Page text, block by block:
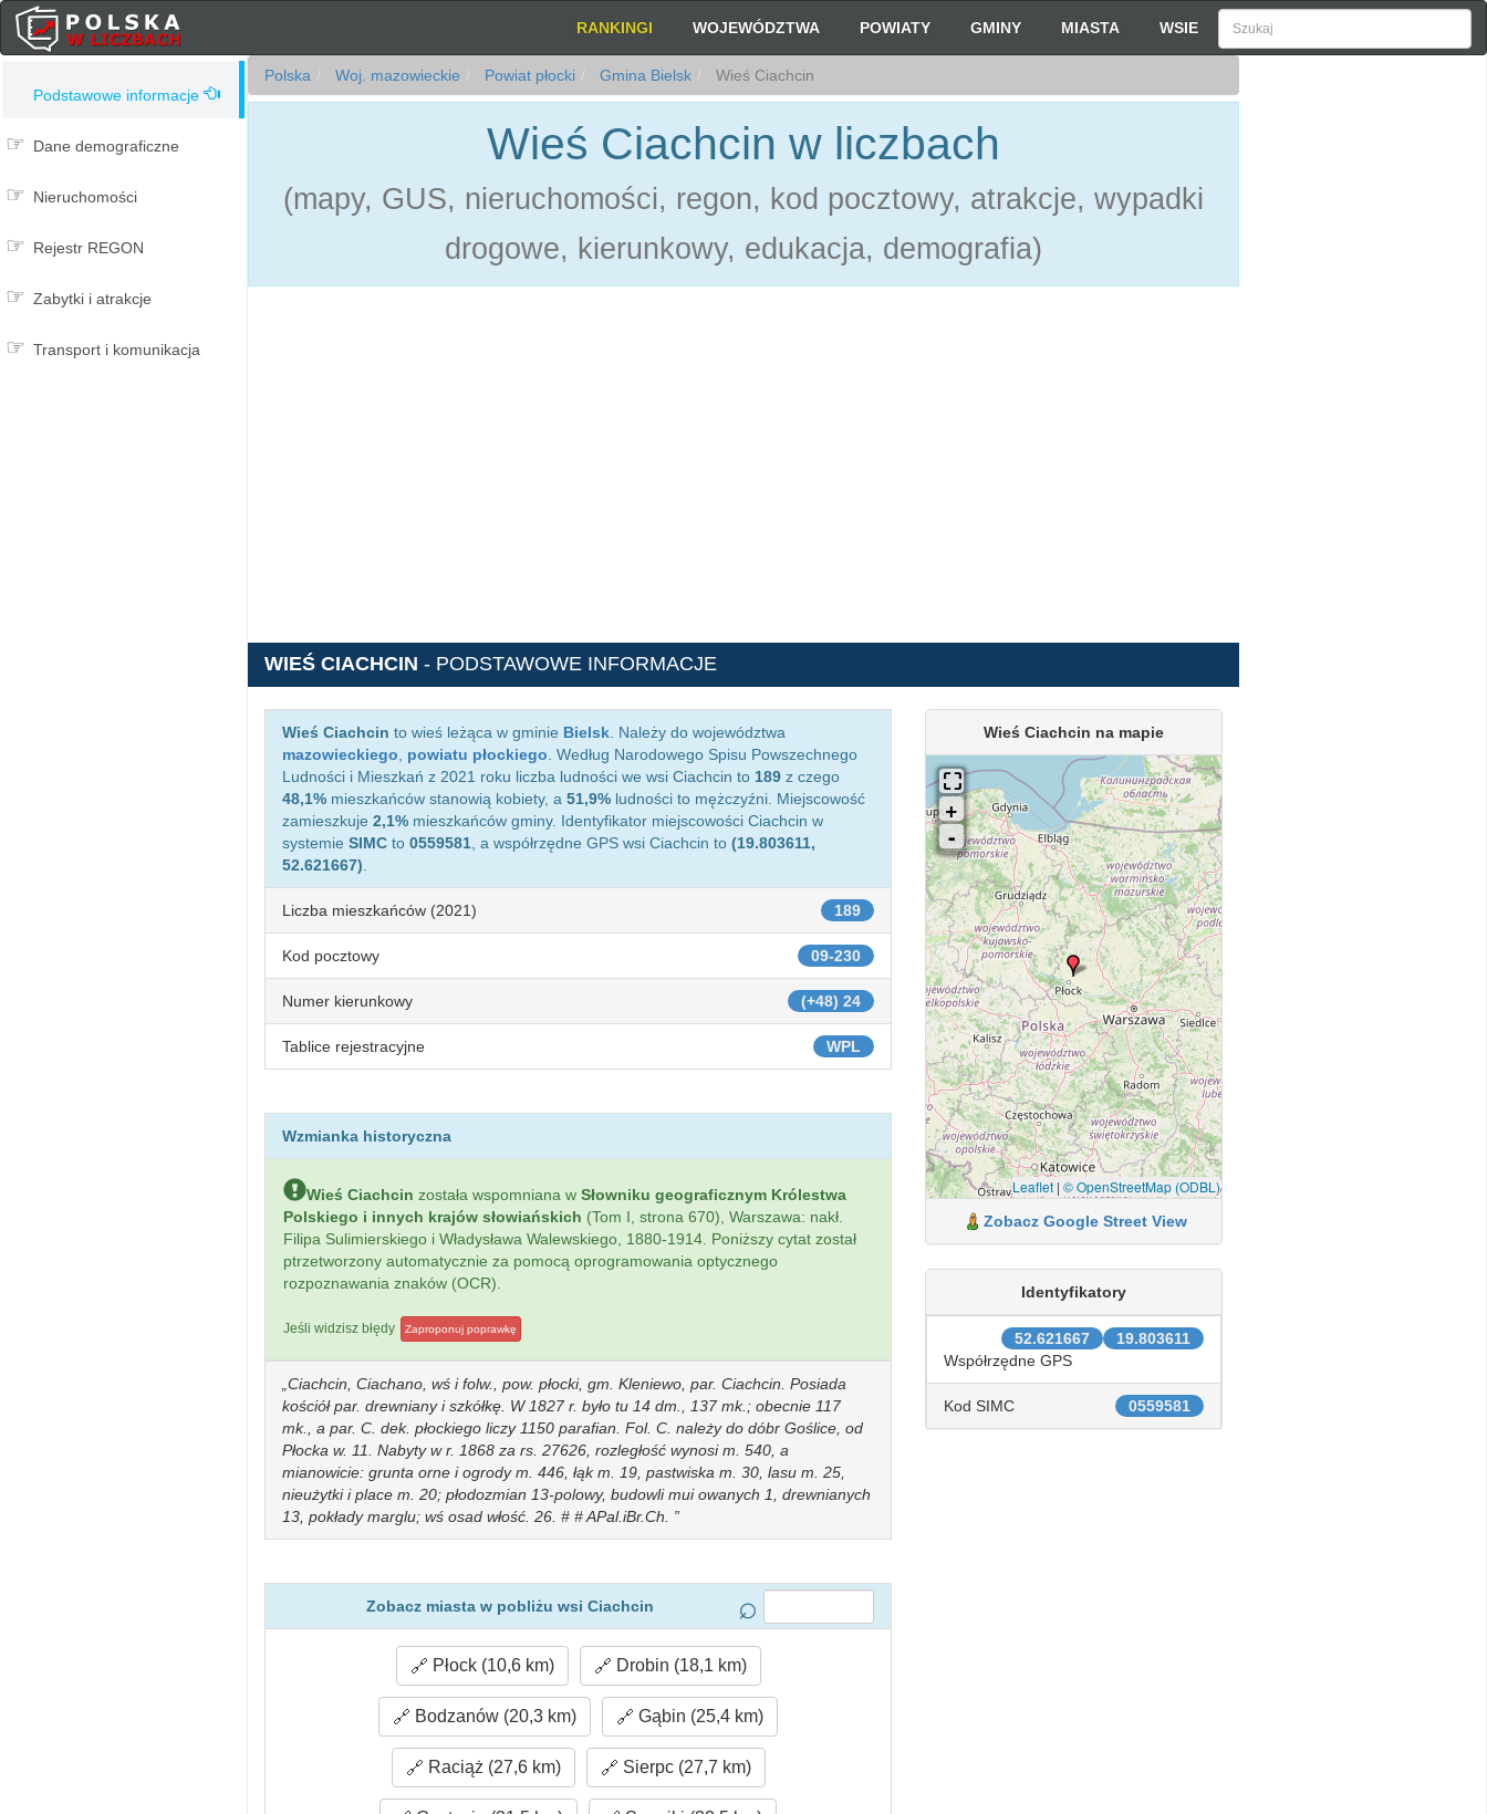
RANKINGI WOJEWÓDZTWA POWIATY GMINY MIASTA WSIE
Podstawowe informacje
Dane demograficzne
Nieruchomości
Rejestr REGON
Zabytki i atrakcje
Transport i komunikacja
Polska Woj. mazowieckie Powiat płocki Gmina Bielsk Wieś Ciachcin
Wieś Ciachcin w liczbach
(mapy, GUS, nieruchomości, regon, kod pocztowy, atrakcje, wypadki
drogowe, kierunkowy, edukacja, demografia)
WIEŚ CIACHCIN - PODSTAWOWE INFORMACJE
Wieś Ciachcin to wieś leżąca w gminie Bielsk . Należy do województwa
mazowieckiego
powiatu płockiego . Według Narodowego Spisu Powszechnego
Ludności i Mieszkań z 2021 roku liczba ludności we wsi Ciachcin to 189 z czego
48,1% mieszkańców stanowią kobiety, a 51,9% ludności to mężczyźni. Miejscowość
zamieszkuje 2,1% mieszkańców gminy. Identyfikator miejscowości Ciachcin w
systemie SIMC to 0559581 , a współrzędne GPS wsi Ciachcin to (19.803611,
52.621667)
189
Liczba mieszkańców (2021)
09-230
Kod pocztowy
(+48) 24
Numer kierunkowy
WPL
Tablice rejestracyjne
Wzmianka historyczna
Wieś Ciachcin została wspomniana w Słowniku geograficznym Królestwa
Polskiego i innych krajów słowiańskich (Tom I, strona 670), Warszawa: nakł.
Filipa Sulimierskiego i Władysława Walewskiego, 1880-1914. Poniższy cytat został
ptrzetworzony automatycznie za pomocą oprogramowania optycznego
rozpoznawania znaków (OCR).
Jeśli widzisz błędy Zaproponuj poprawkę
Ciachcin, Ciachano, wś i folw., pow. płocki, gm. Kleniewo, par. Ciachcin. Posiada
kościół par. drewniany i szkółkę. W 1827 r. było tu 14 dm., 137 mk.; obecnie 117
mk., a par. C. dek. płockiego liczy 1150 parafian. Fol. C. należy do dóbr Goślice, od
Płocka w. 11. Nabyty w r. 1868 za rs. 27626, rozległość wynosi m. 540, a
mianowicie: grunta orne i ogrody m. 446, łąk m. 19, pastwiska m. 30, lasu m. 25,
nieużytki i place m. 20; płodozmian 13-polowy, budowli mui owanych 1, drewnianych
13, pokłady marglu; wś osad włość. 26. # # APal.iBr.Ch.
Zobacz miasta w pobliżu wsi Ciachcin
Płock (10,6 km) Drobin (18,1 km)
Bodzanów (20,3 km) Gąbin (25,4 km)
Raciąż (27,6 km) Sierpc (27,7 km)
Wieś Ciachcin na mapie
Leaflet| © OpenStreetMap (ODBL)
Zobacz Google Street View
Identyfikatory
19.803611
52.621667
Współrzędne GPS
0559581
Kod SIMC